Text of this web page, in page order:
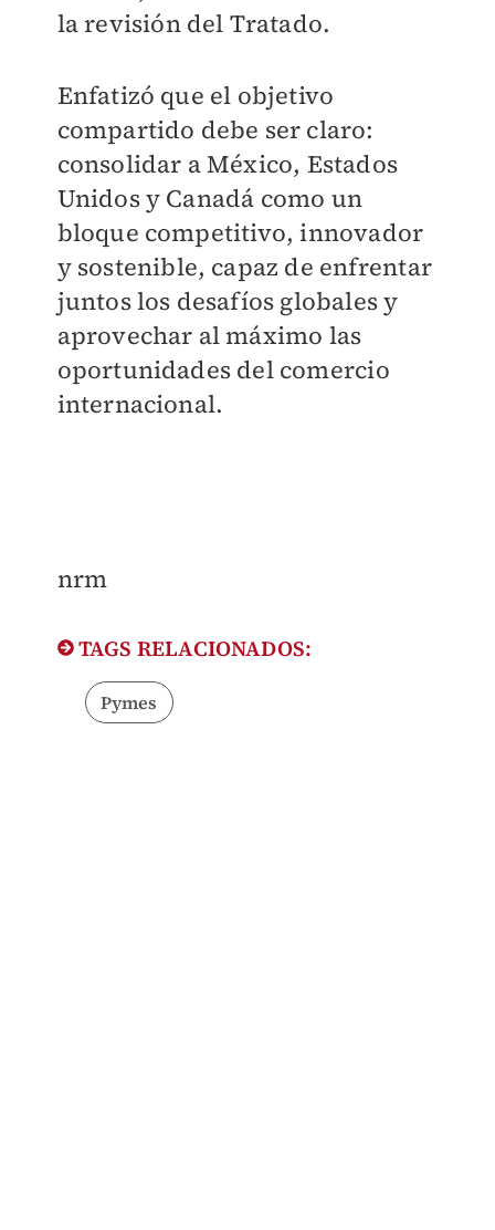
la revisión del Tratado.
Enfatizó que el objetivo
compartido debe ser claro:
consolidar a México, Estados
Unidos y Canadá como un
bloque competitivo, innovador
y sostenible, capaz de enfrentar
juntos los desafíos globales y
aprovechar al máximo las
oportunidades del comercio
internacional.
nrm
TAGS RELACIONADOS:
Pymes